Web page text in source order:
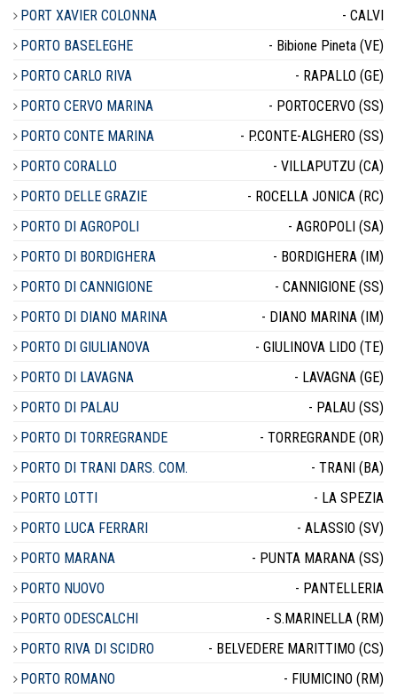
PORT XAVIER COLONNA
- CALVI
PORTO BASELEGHE
- Bibione Pineta (VE)
PORTO CARLO RIVA
- RAPALLO (GE)
PORTO CERVO MARINA
- PORTOCERVO (SS)
PORTO CONTE MARINA
- P.CONTE-ALGHERO (SS)
PORTO CORALLO
- VILLAPUTZU (CA)
PORTO DELLE GRAZIE
- ROCELLA JONICA (RC)
PORTO DI AGROPOLI
- AGROPOLI (SA)
PORTO DI BORDIGHERA
- BORDIGHERA (IM)
PORTO DI CANNIGIONE
- CANNIGIONE (SS)
PORTO DI DIANO MARINA
- DIANO MARINA (IM)
PORTO DI GIULIANOVA
- GIULINOVA LIDO (TE)
PORTO DI LAVAGNA
- LAVAGNA (GE)
PORTO DI PALAU
- PALAU (SS)
PORTO DI TORREGRANDE
- TORREGRANDE (OR)
PORTO DI TRANI DARS. COM.
- TRANI (BA)
PORTO LOTTI
- LA SPEZIA
PORTO LUCA FERRARI
- ALASSIO (SV)
PORTO MARANA
- PUNTA MARANA (SS)
PORTO NUOVO
- PANTELLERIA
PORTO ODESCALCHI
- S.MARINELLA (RM)
PORTO RIVA DI SCIDRO
- BELVEDERE MARITTIMO (CS)
PORTO ROMANO
- FIUMICINO (RM)